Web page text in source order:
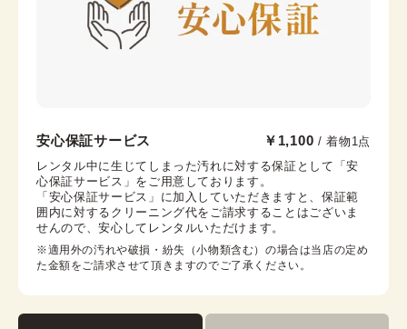
帯揚げ 伊達襟
末広 コーリンベルト
石川県金沢市香林坊2丁目1-1 CLASO PLACE 香林坊
GF
営業時間： 10:00 ~ 17:00
着付け最終受付時間：15:30
返却締め切り時間：16:30
安心保証サービス ￥1,100 / 着物1点
レンタル中に生じてしまった汚れに対する保証として「安
心保証サービス」をご用意しております。
「安心保証サービス」に加入していただきますと、保証範
囲内に対するクリーニング代をご請求することはございま
せんので、安心してレンタルいただけます。
※適用外の汚れや破損・紛失（小物類含む）の場合は当店の定め
た金額をご請求させて頂きますのでご了承ください。